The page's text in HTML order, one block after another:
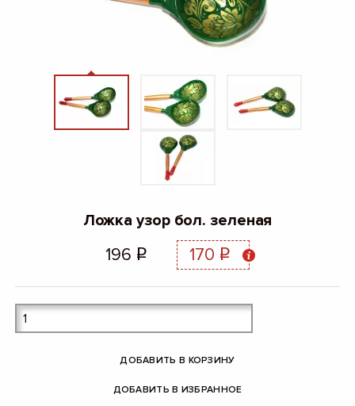
Ложка узор бол. зеленая
196 q 170 q
ДОБАВИТЬ В КОРЗИНУ
ДОБАВИТЬ В ИЗБРАННОЕ